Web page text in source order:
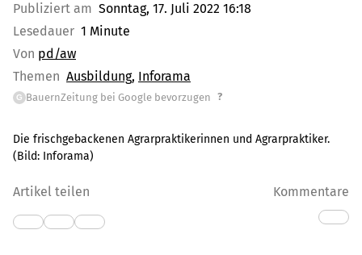
Publiziert am Sonntag, 17. Juli 2022 16:18
Lesedauer 1 Minute
Von pd/aw
Themen Ausbildung Inforama
G BauernZeitung bei Google bevorzugen ?
Die frischgebackenen Agrarpraktikerinnen und Agrarpraktiker.
(Bild: Inforama)
Artikel teilen Kommentare